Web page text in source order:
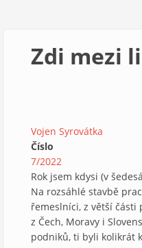
Zdi mezi
Vojen Syrovátka
Číslo
7/2022
Rok jsem kdysi (v
Na rozsáhlé stavbě
řemeslníci, z větší
z Čech, Moravy i
podniků, ti byli kolikrát